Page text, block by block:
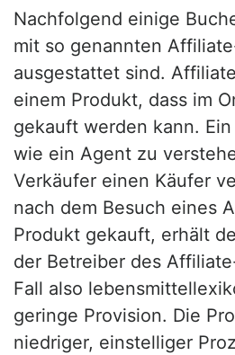
Nachfolgend einige
mit so genannten
ausgestattet sind.
einem Produkt, dass im
gekauft werden kann.
wie ein Agent zu
Verkäufer einen Käufer
nach dem Besuch eines
Produkt gekauft, erhält
der Betreiber des
Fall also
geringe Provision. Die
niedriger, einstelliger